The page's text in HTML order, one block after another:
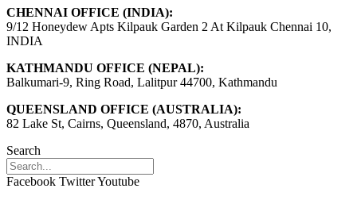
CHENNAI OFFICE (INDIA):
9/12 Honeydew Apts Kilpauk Garden 2 At Kilpauk Chennai 10,
INDIA
KATHMANDU OFFICE (NEPAL):
Balkumari-9, Ring Road, Lalitpur 44700, Kathmandu
QUEENSLAND OFFICE (AUSTRALIA):
82 Lake St, Cairns, Queensland, 4870, Australia
Search
Facebook TwitterYoutube